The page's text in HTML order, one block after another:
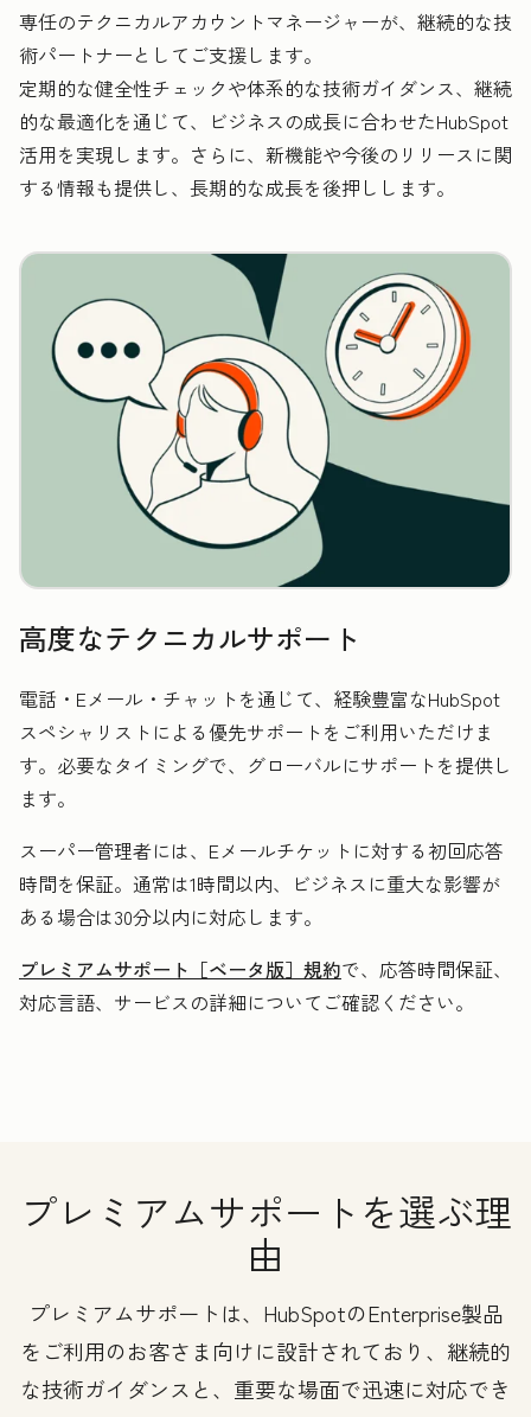
専任のテクニカルアカウントマネージャーが、継続的な技
術パートナーとしてご支援します。
定期的な健全性チェックや体系的な技術ガイダンス、継続
的な最適化を通じて、ビジネスの成長に合わせたHubSpot
活用を実現します。さらに、新機能や今後のリリースに関
する情報も提供し、長期的な成長を後押しします。
高度なテクニカルサポート
電話・Eメール・チャットを通じて、経験豊富なHubSpot
スペシャリストによる優先サポートをご利用いただけま
す。必要なタイミングで、グローバルにサポートを提供し
ます。
スーパー管理者には、Eメールチケットに対する初回応答
時間を保証。通常は1時間以内、ビジネスに重大な影響が
ある場合は30分以内に対応します。
プレミアムサポート［ベータ版］規約で、応答時間保証、
対応言語、サービスの詳細についてご確認ください。
プレミアムサポートを選ぶ理
由
プレミアムサポートは、HubSpotのEnterprise製品
をご利用のお客さま向けに設計されており、継続的
な技術ガイダンスと、重要な場面で迅速に対応でき